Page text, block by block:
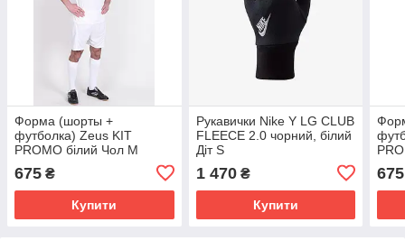
Форма (шорты +
футболка) Zeus KIT
PROMO білий Чол M
675 ₴
Купити
Рукавички Nike Y LG CLUB
FLEECE 2.0 чорний, білий
Діт S
1 470₴
Купити
675